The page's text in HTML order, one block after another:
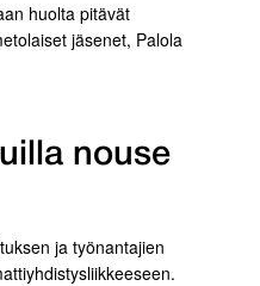
huolta pitävät
jäsenet, Palola
nouse
ja työnantajien